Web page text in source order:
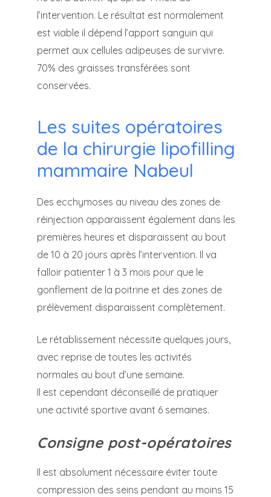
l’intervention. Le résultat est normalement
est viable il dépend l’apport sanguin qui
permet aux cellules adipeuses de survivre.
70% des graisses transférées sont
conservées.
Les suites opératoires
de la chirurgie lipofilling
mammaire Nabeul
Des ecchymoses au niveau des zones de
réinjection apparaissent également dans les
premières heures et disparaissent au bout
de 10 à 20 jours après l’intervention. Il va
falloir patienter 1 à 3 mois pour que le
gonflement de la poitrine et des zones de
prélèvement disparaissent complètement.
Le rétablissement nécessite quelques jours,
avec reprise de toutes les activités
normales au bout d’une semaine.
Il est cependant déconseillé de pratiquer
une activité sportive avant 6 semaines.
Consigne post-opératoires
Il est absolument nécessaire éviter toute
compression des seins pendant au moins 15